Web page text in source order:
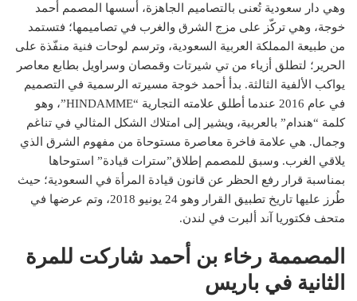
وهي دار سعودية تُعنى بالتصاميم الجاهزة، أسسها المصمم أحمد
خوجة، وهي تركّز على مزج الشرق والغرب في تصاميمها؛ فتستمد
من طبيعة المملكة العربية السعودية، وترسم لوحات فنية منفّذة على
الحرير؛ لتطلق أزياء من تي شيرتات وقمصان وسراويل بطابع معاصر
يواكب الألفية الثالثة. بدأ أحمد خوجة مسيرته الرسمية في التصميم
في عام 2016 عندما أطلق علامته التجارية “HINDAMME”، وهو
كلمة “هندام” بالعربية، ويشير إلى امتلاك الشكل المثالي في تناغم
وجمال. هي علامة فاخرة معاصرة مستوحاة من مفهوم الشرق الذي
يلاقي الغرب. وسبق للمصمم إطلاق”سترات قيادة” استوحاها
بمناسبة قرار رفع الحظر عن قانون قيادة المرأة في السعودية؛ حيث
طُرز عليها تاريخ تطبيق القرار وهو 24 يونيو 2018، وتم عرضها في
متحف فكتوريا آند ألبرت في لندن.
المصممة رخاء بن أحمد شاركت للمرة
الثانية في باريس